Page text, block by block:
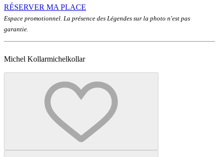
RÉSERVER MA PLACE
Espace promotionnel. La présence des Légendes sur la photo n'est pas
garantie.
Michel Kollarmichelkollar